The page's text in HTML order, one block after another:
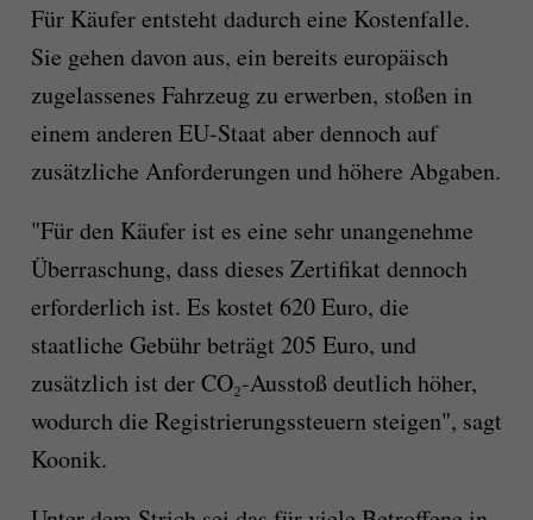
Für Käufer entsteht dadurch eine Kostenfalle.
Sie gehen davon aus, ein bereits europäisch
zugelassenes Fahrzeug zu erwerben, stoßen in
einem anderen EU-Staat aber dennoch auf
zusätzliche Anforderungen und höhere Abgaben.
"Für den Käufer ist es eine sehr unangenehme
Überraschung, dass dieses Zertifikat dennoch
erforderlich ist. Es kostet 620 Euro, die
staatliche Gebühr beträgt 205 Euro, und
zusätzlich ist der CO₂-Ausstoß deutlich höher,
wodurch die Registrierungssteuern steigen", sagt
Koonik.